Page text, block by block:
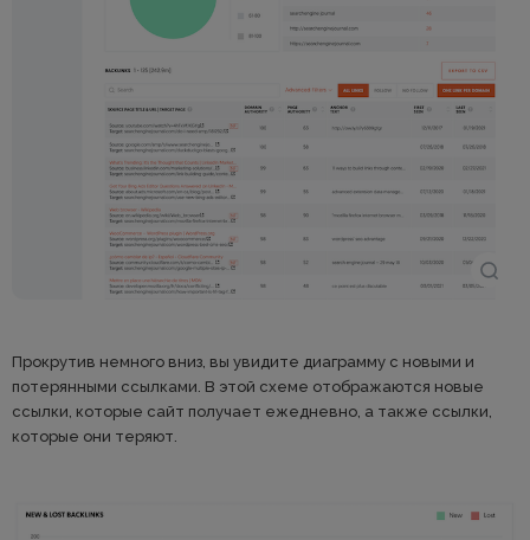
Прокрутив немного вниз, вы увидите диаграмму с новыми и
потерянными ссылками. В этой схеме отображаются новые
ссылки, которые сайт получает ежедневно, а также ссылки,
которые они теряют.